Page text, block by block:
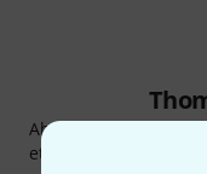
Abonniere den
etwas Glück einen von